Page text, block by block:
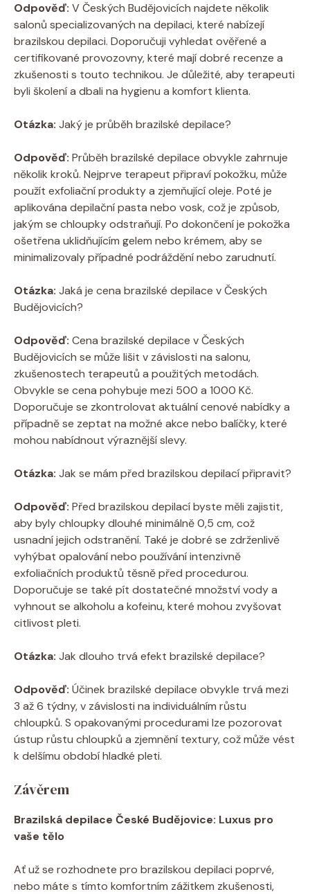
Odpověď: V Českých Budějovicích najdete několik
salonů specializovaných na depilaci, které nabízejí
brazilskou depilaci. Doporučuji vyhledat ověřené a
certifikované provozovny, které mají dobré recenze a
zkušenosti s touto technikou. Je důležité, aby terapeuti
byli školení a dbali na hygienu a komfort klienta.
Otázka: Jaký je průběh brazilské depilace?
Odpověď: Průběh brazilské depilace obvykle zahrnuje
několik kroků. Nejprve terapeut připraví pokožku, může
použít exfoliační produkty a zjemňující oleje. Poté je
aplikována depilační pasta nebo vosk, což je způsob,
jakým se chloupky odstraňují. Po dokončení je pokožka
ošetřena uklidňujícím gelem nebo krémem, aby se
minimalizovaly případné podráždění nebo zarudnutí.
Otázka: Jaká je cena brazilské depilace v Českých
Budějovicích?
Odpověď: Cena brazilské depilace v Českých
Budějovicích se může lišit v závislosti na salonu,
zkušenostech terapeutů a použitých metodách.
Obvykle se cena pohybuje mezi 500 a 1000 Kč.
Doporučuje se zkontrolovat aktuální cenové nabídky a
případně se zeptat na možné akce nebo balíčky, které
mohou nabídnout výraznější slevy.
Otázka: Jak se mám před brazilskou depilací připravit?
Odpověď: Před brazilskou depilací byste měli zajistit,
aby byly chloupky dlouhé minimálně 0,5 cm, což
usnadní jejich odstranění. Také je dobré se zdrženlivě
vyhýbat opalování nebo používání intenzivně
exfoliačních produktů těsně před procedurou.
Doporučuje se také pít dostatečné množství vody a
vyhnout se alkoholu a kofeinu, které mohou zvyšovat
citlivost pleti.
Otázka: Jak dlouho trvá efekt brazilské depilace?
Odpověď: Účinek brazilské depilace obvykle trvá mezi
3 až 6 týdny, v závislosti na individuálním růstu
chloupků. S opakovanými procedurami lze pozorovat
ústup růstu chloupků a zjemnění textury, což může vést
k delšímu období hladké pleti.
Závěrem
Brazilská depilace České Budějovice: Luxus pro
vaše tělo
Ať už se rozhodnete pro brazilskou depilaci poprvé,
nebo máte s tímto komfortním zážitkem zkušenosti,